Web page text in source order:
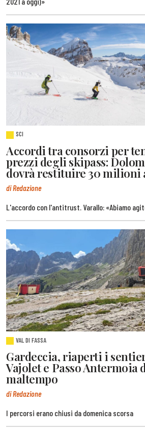
SCI
Accordi tra consorzi per
prezzi degli skipass:
dovrà restituire 30 milioni
di Redazione
L'accordo con l'antitrust. Varallo: «Abiamo
VAL DI FASSA
Gardeccia, riaperti i
Vajolet e Passo Antermoia
maltempo
di Redazione
I percorsi erano chiusi da domenica scorsa